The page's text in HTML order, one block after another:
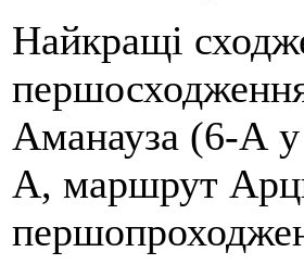
Найкращі
Аманауза (6-А
А, маршрут